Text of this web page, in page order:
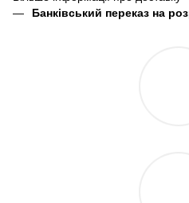
Банківський переказ на